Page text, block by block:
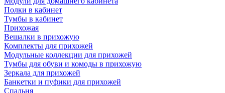
Полки в кабинет
Тумбы в кабинет
Прихожая
Вешалки в прихожую
Комплекты для прихожей
Модульные коллекции для прихожей
Тумбы для обуви и комоды в прихожую
Зеркала для прихожей
Банкетки и пуфики для прихожей
Спальня